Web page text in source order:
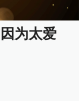
为太爱